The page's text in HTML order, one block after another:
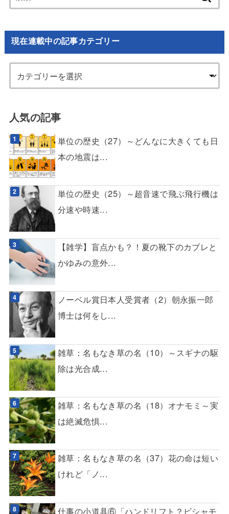
索:
現在連載中の記事カテゴリー
人気の記事
単位の歴史（27）～どんなに大きくても日
本の地震は...
単位の歴史（25）～超音速で飛ぶ飛行機は
分速や時速...
【雑学】盲点かも？！夏の靴下のカブレと
かゆみの意外...
ノーベル賞日本人受賞者（2）朝永振一郎
博士は何をし...
雑草：名もなき草の名（10）～スギナの駆
除は光合成...
雑草：名もなき草の名（18）オナモミ～実
は絶滅危惧...
雑草：名もなき草の名（37）花の命は短い
けれど「ノ...
仕事の小道具⑥「ハンドリフト？ビシャモ